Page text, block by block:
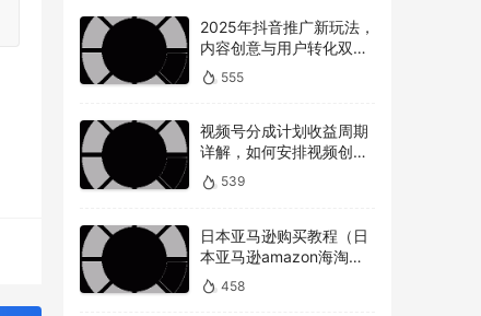
2025年抖音推广新玩法，
内容创意与用户转化双提
升
555
视频号分成计划收益周期
详解，如何安排视频创作
和提现时间？
539
日本亚马逊购买教程（日
本亚马逊amazon海淘下
单教程攻略）
458